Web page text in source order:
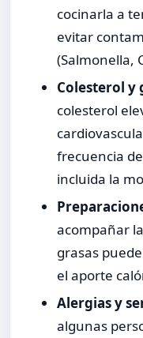
cocinarla a
evitar
(Salmonella,
Colesterol y
colesterol
frecuencia
incluida la
acompañar
grasas
el aporte
Alergias y
algunas